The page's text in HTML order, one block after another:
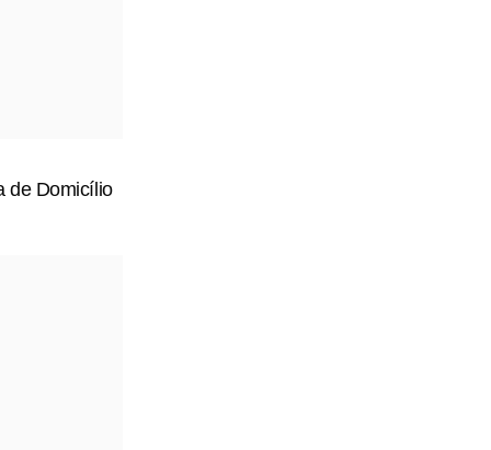
de Domicílio